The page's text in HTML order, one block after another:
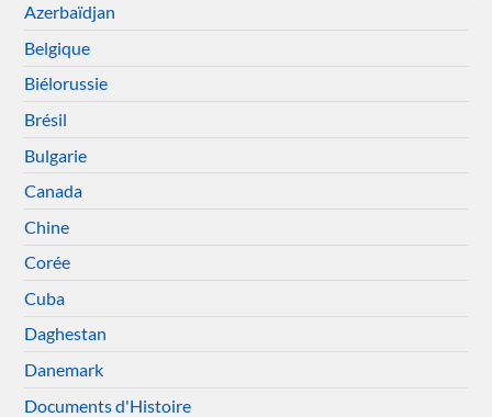
Azerbaïdjan
Belgique
Biélorussie
Brésil
Bulgarie
Canada
Chine
Corée
Cuba
Daghestan
Danemark
Documents d'Histoire